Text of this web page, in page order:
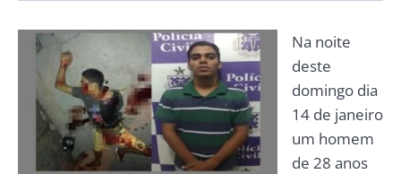
Na noite
deste
domingo dia
14 de janeiro
um homem
de 28 anos